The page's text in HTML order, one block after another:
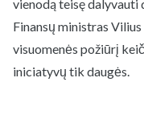
vienodą teisę dalyvauti
Finansų ministras
visuomenės požiūrį
iniciatyvų tik daugės.